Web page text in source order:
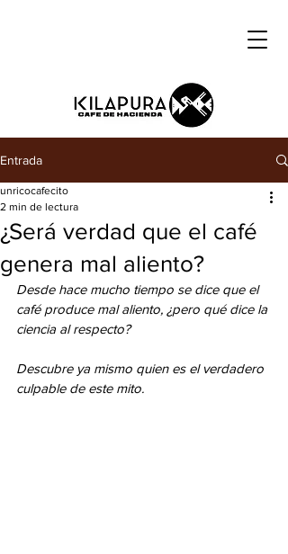
Entrada
¿Será verdad que el café
genera mal aliento?
unricocafecito
2 min de lectura
Desde hace mucho tiempo se dice que el
café produce mal aliento, ¿pero qué dice la
ciencia al respecto?
Descubre ya mismo quien es el verdadero
culpable de este mito.